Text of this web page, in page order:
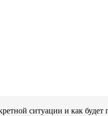
ситуации и как